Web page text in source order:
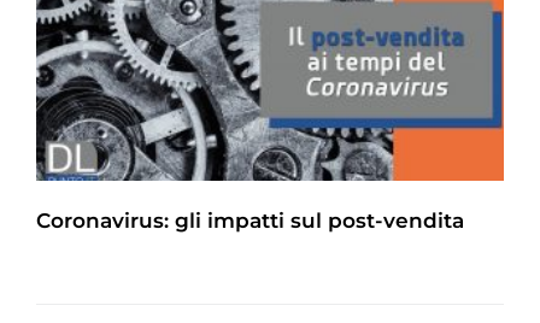
Coronavirus: gli impatti sul post-vendita